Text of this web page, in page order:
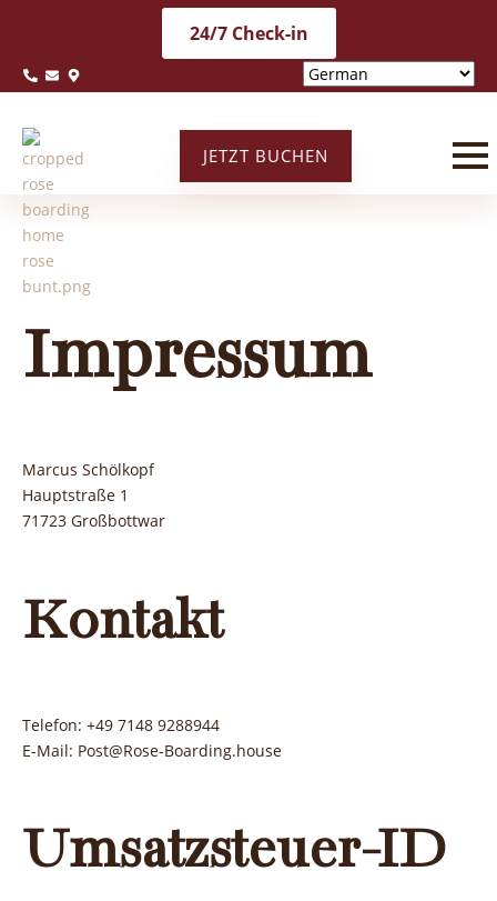
24/7 Check-in
JETZT BUCHEN
Impressum
Marcus Schölkopf
Hauptstraße 1
71723 Großbottwar
Kontakt
Telefon: +49 7148 9288944
E-Mail: Post@Rose-Boarding.house
Umsatzsteuer-ID